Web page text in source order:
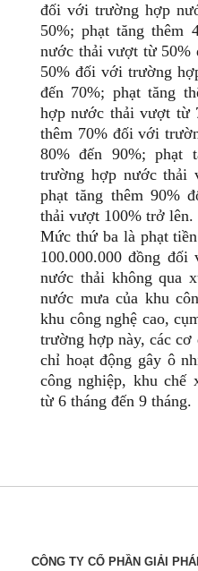
đối với trường hợp
50%; phạt tăng thêm
nước thải vượt từ 50%
50% đối với trường
đến 70%; phạt tăng
hợp nước thải vượt từ
thêm 70% đối với
80% đến 90%; phạt
trường hợp nước thải
phạt tăng thêm 90%
thải vượt 100% trở lên.
Mức thứ ba là phạt
100.000.000 đồng
nước thải không qua
nước mưa của khu
khu công nghệ cao,
trường hợp này, các cơ
chỉ hoạt động gây ô
công nghiệp, khu chế
từ 6 tháng đến 9 tháng.
CÔNG TY CỔ PHẦN GIẢI